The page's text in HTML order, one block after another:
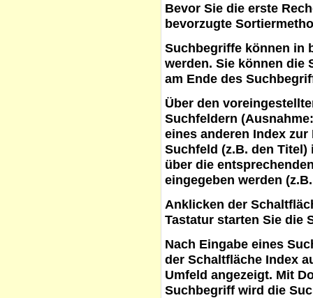
Bevor Sie die erste
bevorzugte
Suchbegriffe können in
werden. Sie können die
am Ende des
Über den
Suchfeldern
eines anderen Index
Suchfeld (z.B. den
über die
eingegeben werden
Anklicken der
Tastatur starten Sie die
Nach Eingabe eines
der Schaltfläche Index
Umfeld angezeigt. Mit
Suchbegriff wird die